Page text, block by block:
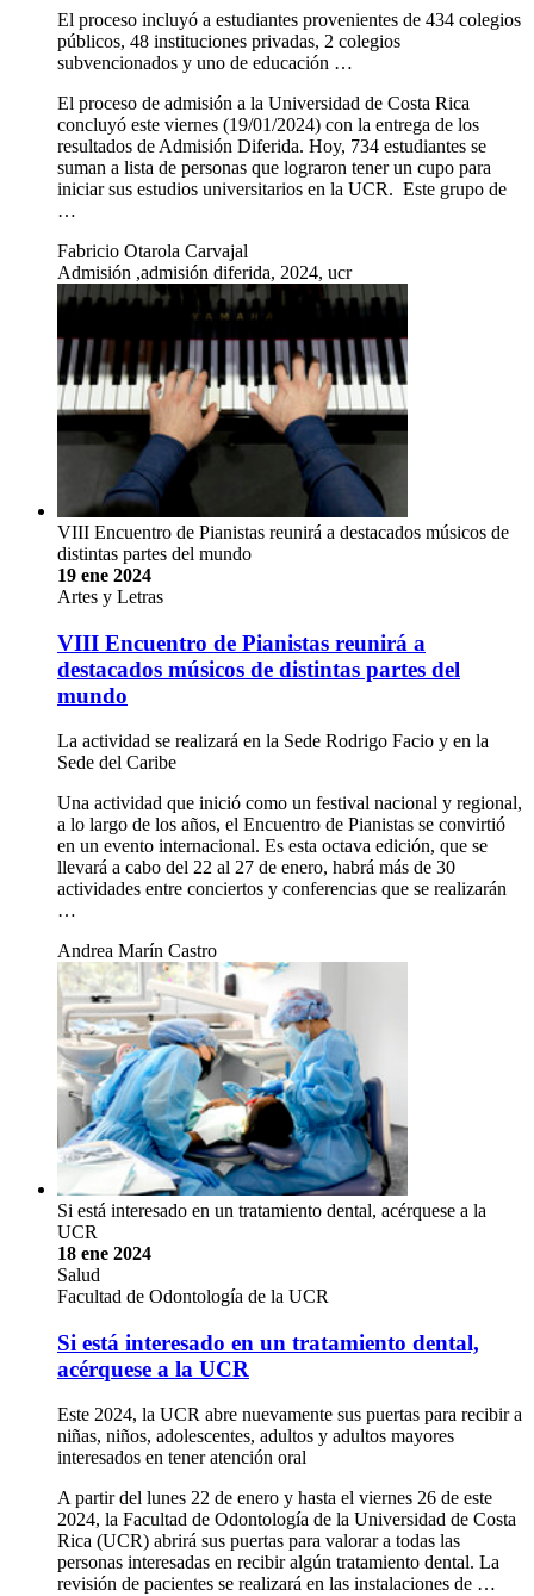
El proceso incluyó a estudiantes provenientes de 434 colegios
públicos, 48 instituciones privadas, 2 colegios
subvencionados y uno de educación …
El proceso de admisión a la Universidad de Costa Rica
concluyó este viernes (19/01/2024) con la entrega de los
resultados de Admisión Diferida. Hoy, 734 estudiantes se
suman a lista de personas que lograron tener un cupo para
iniciar sus estudios universitarios en la UCR. Este grupo de
…
Fabricio Otarola Carvajal
Admisión ,admisión diferida, 2024, ucr
VIII Encuentro de Pianistas reunirá a destacados músicos de
distintas partes del mundo
19 ene 2024
Artes y Letras
VIII Encuentro de Pianistas reunirá a
destacados músicos de distintas partes del
mundo
La actividad se realizará en la Sede Rodrigo Facio y en la
Sede del Caribe
Una actividad que inició como un festival nacional y regional,
a lo largo de los años, el Encuentro de Pianistas se convirtió
en un evento internacional. Es esta octava edición, que se
llevará a cabo del 22 al 27 de enero, habrá más de 30
actividades entre conciertos y conferencias que se realizarán
…
Andrea Marín Castro
Si está interesado en un tratamiento dental, acérquese a la
UCR
18 ene 2024
Salud
Facultad de Odontología de la UCR
Si está interesado en un tratamiento dental,
acérquese a la UCR
Este 2024, la UCR abre nuevamente sus puertas para recibir a
niñas, niños, adolescentes, adultos y adultos mayores
interesados en tener atención oral
A partir del lunes 22 de enero y hasta el viernes 26 de este
2024, la Facultad de Odontología de la Universidad de Costa
Rica (UCR) abrirá sus puertas para valorar a todas las
personas interesadas en recibir algún tratamiento dental. La
revisión de pacientes se realizará en las instalaciones de …